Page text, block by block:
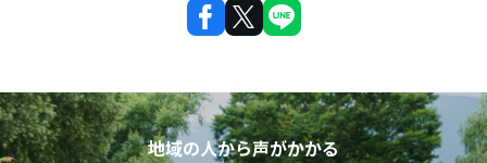
地域の人から声がかかる